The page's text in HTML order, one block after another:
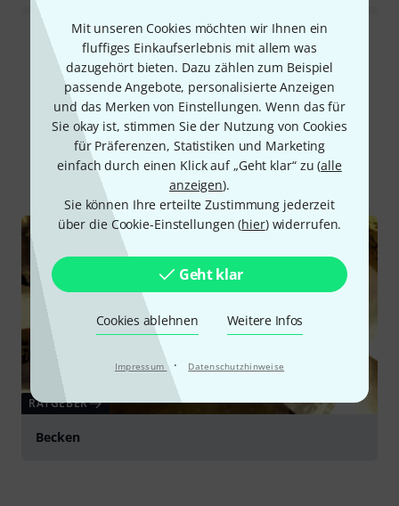
Mit unseren Cookies möchten wir Ihnen ein
fluffiges Einkaufserlebnis mit allem was
dazugehört bieten. Dazu zählen zum Beispiel
passende Angebote, personalisierte Anzeigen
und das Merken von Einstellungen. Wenn das für
Sie okay ist, stimmen Sie der Nutzung von Cookies
für Präferenzen, Statistiken und Marketing
einfach durch einen Klick auf „Geht klar“ zu (alle
anzeigen).
Sie können Ihre erteilte Zustimmung jederzeit
über die Cookie-Einstellungen (hier) widerrufen.
Geht klar
Cookies ablehnen Weitere Infos
Impressum · Datenschutzhinweise
Alle Bewertungen lesen
Schon gewusst?
Alle Ratgeber
RATGEBER
Becken